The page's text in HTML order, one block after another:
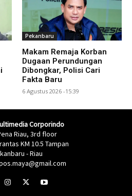
Pekanbaru
Makam Remaja Korban
Dugaan Perundungan
Dibongkar, Polisi Cari
Fakta Baru
6 Agustus 2026 -15:39
Corporindo
Riau, 3rd floor
KM 10.5 Tampan
- Riau